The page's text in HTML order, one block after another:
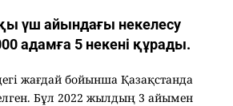
үш айындағы некелесу
адамға 5 некені құрады.
жағдай бойынша Қазақстанда
Бұл 2022 жылдың 3 айымен